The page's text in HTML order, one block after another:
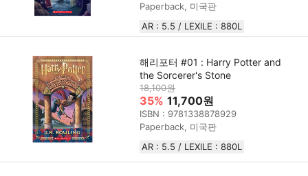
Paperback, 미국판
AR : 5.5 / LEXILE : 880L
해리포터 #01 : Harry Potter and
the Sorcerer's Stone
18,100원
35% 11,700원
ISBN : 9781338878929
Paperback, 미국판
AR : 5.5 / LEXILE : 880L